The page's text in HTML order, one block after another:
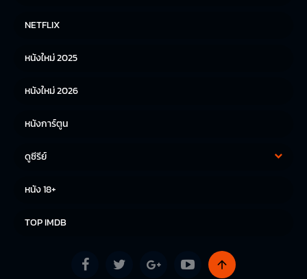
หนังญี่ปุ่น
NETFLIX
หนังใหม่ 2025
หนังใหม่ 2026
หนังการ์ตูน
ดูซีรีย์
หนัง 18+
TOP IMDB